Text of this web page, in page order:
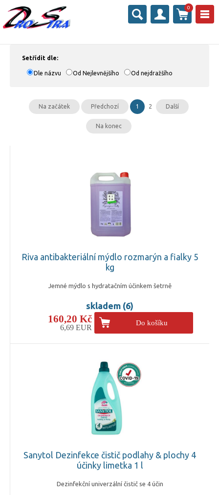
0
Setřídit dle:
Dle názvu Od Nejlevnějšího Od nejdražšího
Na začátek Předchozí 1 2 Další
Na konec
Riva antibakteriální mýdlo rozmarýn a fialky 5
kg
Jemné mýdlo s hydratačním účinkem šetrně
skladem (6)
160,20 Kč
6,69 EUR
Do košíku
Sanytol Dezinfekce čistič podlahy & plochy 4
účinky limetka 1 l
Dezinfekční univerzální čistič se 4 účin